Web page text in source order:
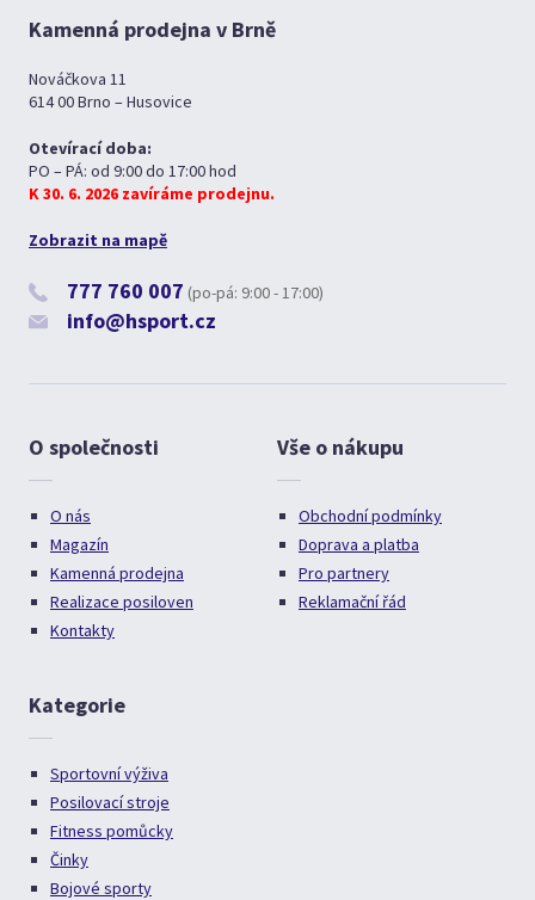
Kamenná prodejna v Brně
Nováčkova 11
614 00 Brno – Husovice
Otevírací doba:
PO – PÁ: od 9:00 do 17:00 hod
K 30. 6. 2026 zavíráme prodejnu.
Zobrazit na mapě
777 760 007 (po-pá: 9:00 - 17:00)
info@hsport.cz
O společnosti
O nás
Magazín
Kamenná prodejna
Realizace posiloven
Kontakty
Vše o nákupu
Obchodní podmínky
Doprava a platba
Pro partnery
Reklamační řád
Kategorie
Sportovní výživa
Posilovací stroje
Fitness pomůcky
Činky
Bojové sporty